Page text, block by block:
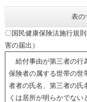
表の
〇国民健康保険法施行規
害の届出）
給付事由が第三者の行
保険者の属する世帯の世
者者の氏名、第三者の氏
くは居所が明らかでない